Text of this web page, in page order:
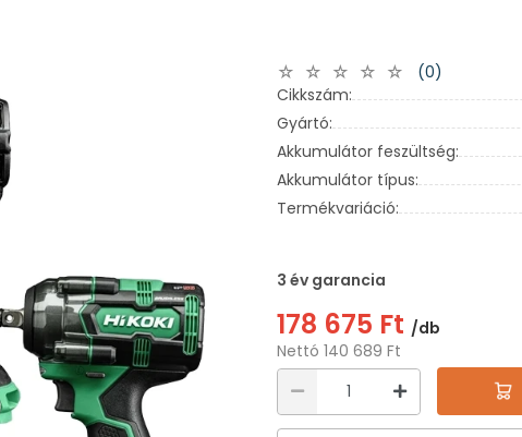
(0)
Cikkszám:
Gyártó:
Akkumulátor feszültség:
Akkumulátor típus:
Termékvariáció:
3 év garancia
178 675 Ft /db
Nettó 140 689 Ft